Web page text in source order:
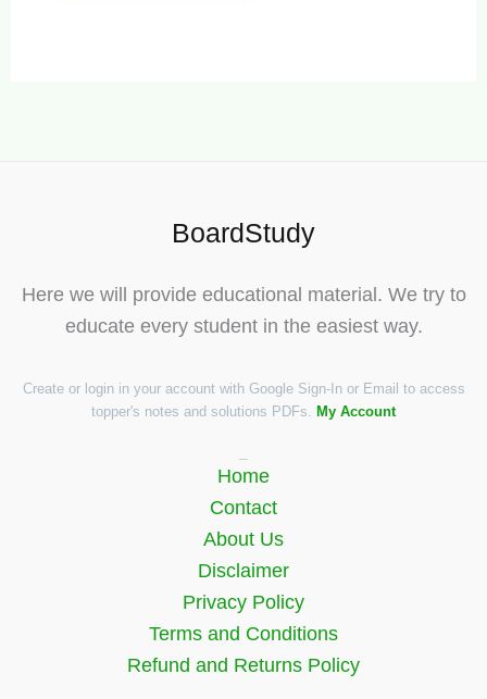
BoardStudy
Here we will provide educational material. We try to
educate every student in the easiest way.
Create or login in your account with Google Sign-In or Email to access
topper's notes and solutions PDFs.
My Account
Home
Contact
About Us
Disclaimer
Privacy Policy
Terms and Conditions
Refund and Returns Policy